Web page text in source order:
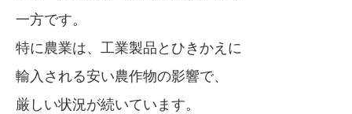
一方です。
特に農業は、工業製品とひきかえに
輸入される安い農作物の影響で、
厳しい状況が続いています。